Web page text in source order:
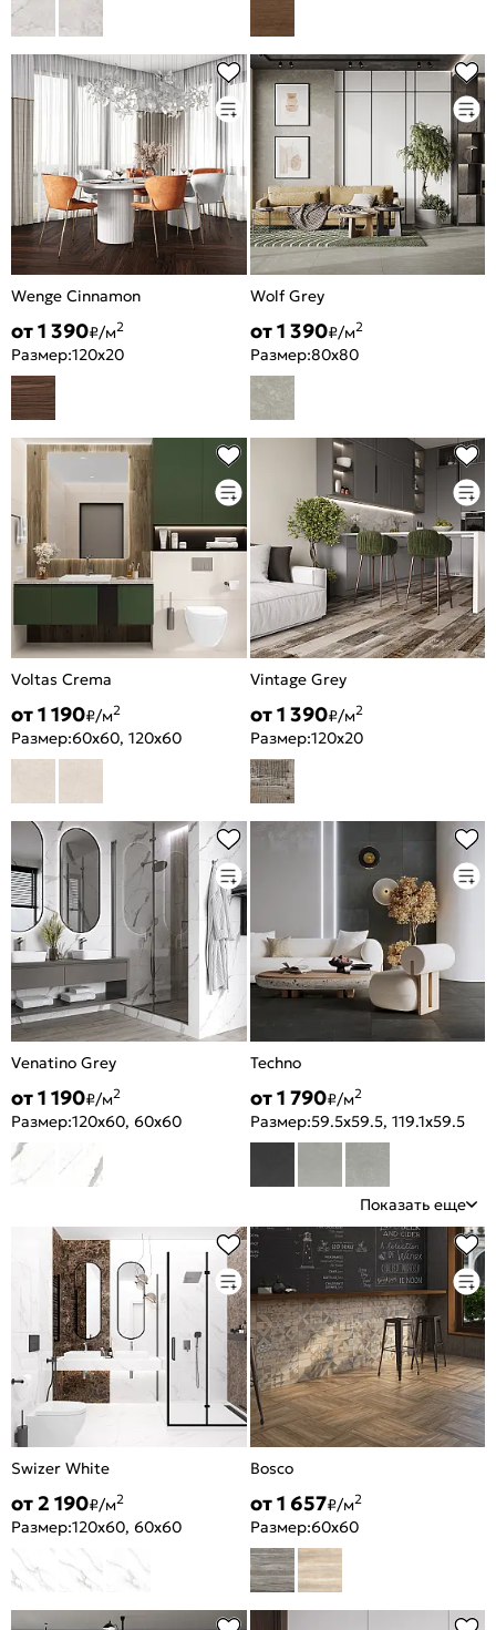
Wenge Cinnamon
от 1 390₽/м2
Размер:120x20
Wolf Grey
от 1 390₽/м2
Размер:80x80
Voltas Crema
от 1 190₽/м2
Размер:60x60, 120x60
Vintage Grey
от 1 390₽/м2
Размер:120x20
Venatino Grey
от 1 190₽/м2
Размер:120x60, 60x60
Techno
от 1 790₽/м2
Размер:59.5x59.5, 119.1x59.5
Показать еще
Swizer White
от 2 190₽/м2
Размер:120x60, 60x60
Bosco
от 1 657₽/м2
Размер:60x60